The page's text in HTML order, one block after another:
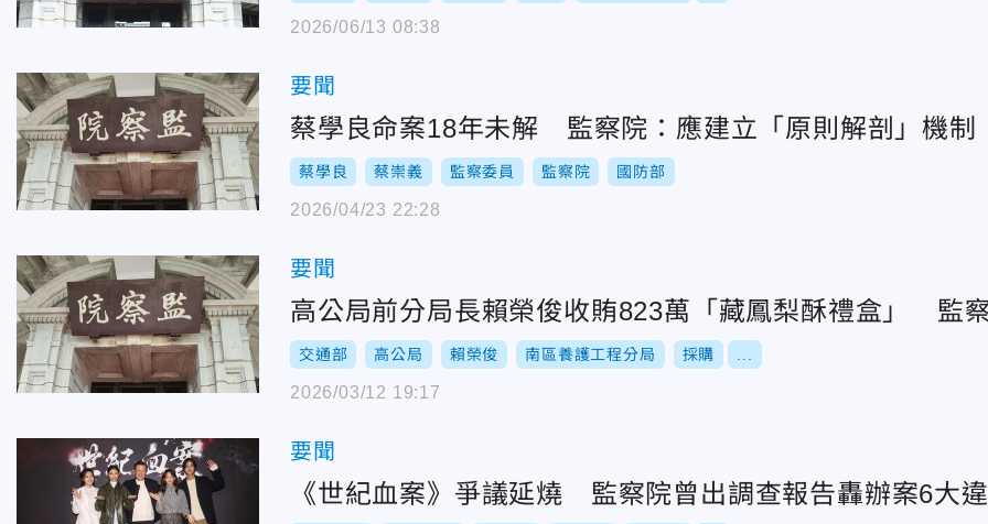
2026/06/13 08:38
要聞
蔡學良命案18年未解 監察院：應建立「原則解剖」機制
蔡學良 蔡崇義 監察委員 監察院 國防部
2026/04/23 22:28
要聞
高公局前分局長賴榮俊收賄823萬「藏鳳梨酥禮盒」 監
交通部 高公局 賴榮俊 南區養護工程分局 採購
2026/03/12 19:17
要聞
《世紀血案》爭議延燒 監察院曾出調查報告轟辦案6大